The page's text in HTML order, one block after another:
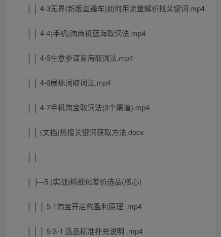
│ │ 4-3无界(新版直通车)如何用流量解析找关键词.mp4
│ │ 4-4(手机)淘商机蓝海取词法.mp4
│ │ 4-5生意参谋蓝海取词法.mp4
│ │ 4-6展现词取词法.mp4
│ │ 4-7手机淘宝取词法(3个渠道).mp4
│ │ (文档)热搜关键词获取方法.docx
│ ├─5 (实战)精细化差价选品(核心)
│ │ │ 5-1淘宝开店的盈利原理 .mp4
│ │ │ 5-3-1 选品标准补充说明 .mp4